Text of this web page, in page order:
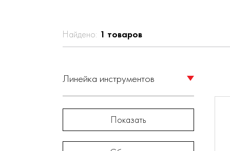
Найдено: 1 товаров
Линейка инструментов
ELITECH (1)
Показать